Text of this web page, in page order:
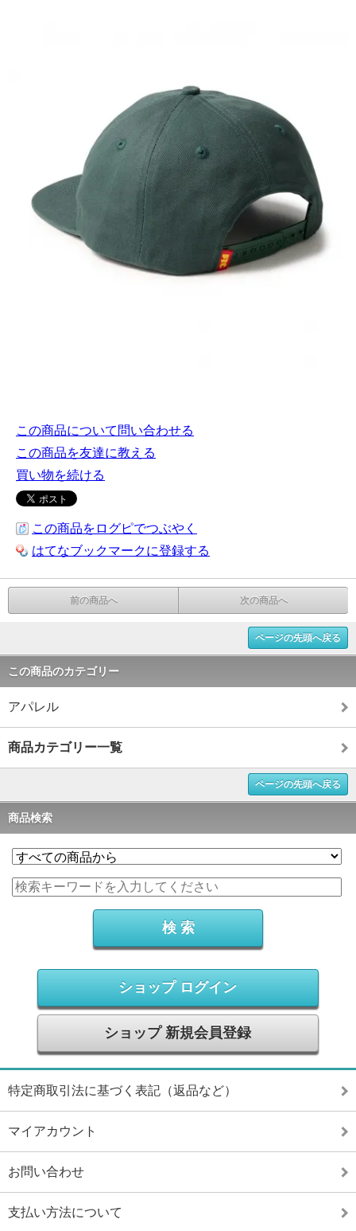
この商品について問い合わせる
この商品を友達に教える
買い物を続ける
この商品をログピでつぶやく
はてなブックマークに登録する
前の商品へ 次の商品へ
ページの先頭へ戻る
この商品のカテゴリー
アパレル
商品カテゴリー一覧
ページの先頭へ戻る
商品検索
ショップ ログイン
ショップ 新規会員登録
特定商取引法に基づく表記（返品など）
マイアカウント
お問い合わせ
支払い方法について